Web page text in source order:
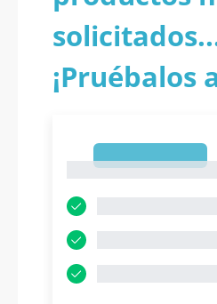
¡Pruébalos